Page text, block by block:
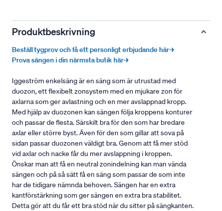
Produktbeskrivning
Beställ tygprov och få ett personligt erbjudande här→
Prova sängen i din närmsta butik här→
Iggeström enkelsäng är en säng som är utrustad med
duozon, ett flexibelt zonsystem med en mjukare zon för
axlarna som ger avlastning och en mer avslappnad kropp.
Med hjälp av duozonen kan sängen följa kroppens konturer
och passar de flesta. Särskilt bra för den som har bredare
axlar eller större byst. Även för den som gillar att sova på
sidan passar duozonen väldigt bra. Genom att få mer stöd
vid axlar och nacke får du mer avslappning i kroppen.
Önskar man att få en neutral zonindelning kan man vända
sängen och på så sätt få en säng som passar de som inte
har de tidigare nämnda behoven. Sängen har en extra
kantförstärkning som ger sängen en extra bra stabilitet.
Detta gör att du får ett bra stöd när du sitter på sängkanten.